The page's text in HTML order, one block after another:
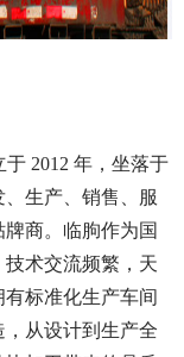
2012 年，坐落于
生产、销售、服
商。临朐作为国
术交流频繁，天
标准化生产车间
从设计到生产全